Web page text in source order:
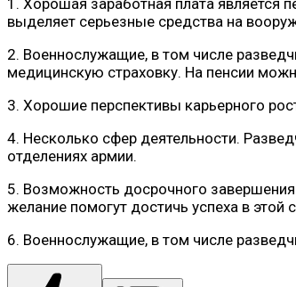
выделяет серьезные средства на
2. Военнослужащие, в том числе
медицинскую страховку. На пенсии
3. Хорошие перспективы карьерного
4. Несколько сфер деятельности.
отделениях армии.
5. Возможность досрочного
желание помогут достичь успеха в этой
6. Военнослужащие, в том числе